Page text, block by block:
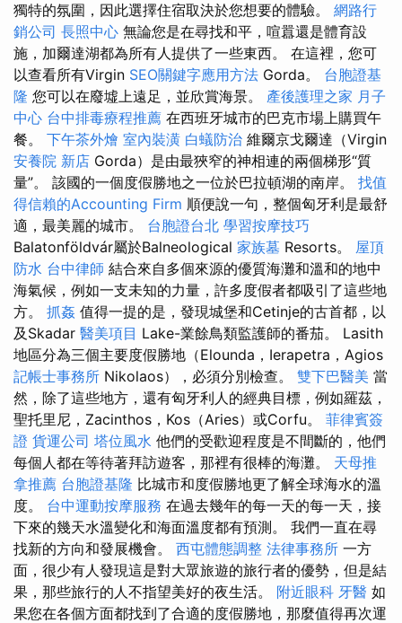
獨特的氛圍，因此選擇住宿取決於您想要的體驗。 網路行
銷公司 長照中心 無論您是在尋找和平，喧囂還是體育設
施，加爾達湖都為所有人提供了一些東西。 在這裡，您可
以查看所有Virgin SEO關鍵字應用方法 Gorda。 台胞證基
隆 您可以在廢墟上遠足，並欣賞海景。 產後護理之家 月子
中心 台中排毒療程推薦 在西班牙城市的巴克市場上購買午
餐。 下午茶外燴 室內裝潢 白蟻防治 維爾京戈爾達（Virgin
安養院 新店 Gorda）是由最狹窄的神相連的兩個梯形“質
量”。 該國的一個度假勝地之一位於巴拉頓湖的南岸。 找值
得信賴的Accounting Firm 順便說一句，整個匈牙利是最舒
適，最美麗的城市。 台胞證台北 學習按摩技巧
Balatonföldvár屬於Balneological 家族墓 Resorts。 屋頂
防水 台中律師 結合來自多個來源的優質海灘和溫和的地中
海氣候，例如一支未知的力量，許多度假者都吸引了這些地
方。 抓姦 值得一提的是，發現城堡和Cetinje的古首都，以
及Skadar 醫美項目 Lake-業餘鳥類監護師的番茄。 Lasith
地區分為三個主要度假勝地（Elounda，Ierapetra，Agios
記帳士事務所 Nikolaos），必須分別檢查。 雙下巴醫美 當
然，除了這些地方，還有匈牙利人的經典目標，例如羅茲，
聖托里尼，Zacinthos，Kos（Aries）或Corfu。 菲律賓簽
證 貨運公司 塔位風水 他們的受歡迎程度是不間斷的，他們
每個人都在等待著拜訪遊客，那裡有很棒的海灘。 天母推
拿推薦 台胞證基隆 比城市和度假勝地更了解全球海水的溫
度。 台中運動按摩服務 在過去幾年的每一天的每一天，接
下來的幾天水溫變化和海面溫度都有預測。 我們一直在尋
找新的方向和發展機會。 西屯體態調整 法律事務所 一方
面，很少有人發現這是對大眾旅遊的旅行者的優勢，但是結
果，那些旅行的人不指望美好的夜生活。 附近眼科 牙醫 如
果您在各個方面都找到了合適的度假勝地，那麼值得再次運